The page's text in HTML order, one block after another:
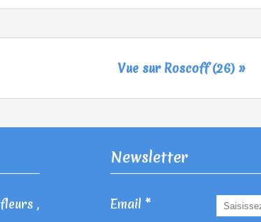
Vue sur Roscoff (26) »
,
Newsletter
Email